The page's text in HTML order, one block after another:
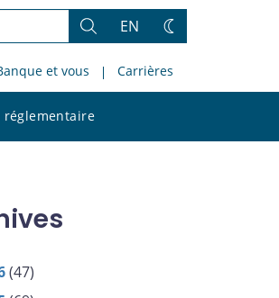
Rechercher
EN
Changez
thème
et vous Carrières
réglementaire
le
(47)